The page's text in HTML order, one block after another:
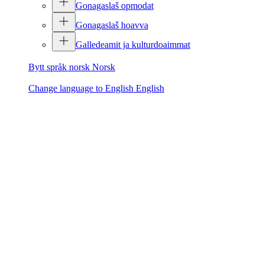
Gonagaslaš opmodat
Gonagaslaš hoavva
Galledeamit ja kulturdoaimmat
Bytt språk norsk Norsk
Change language to English English